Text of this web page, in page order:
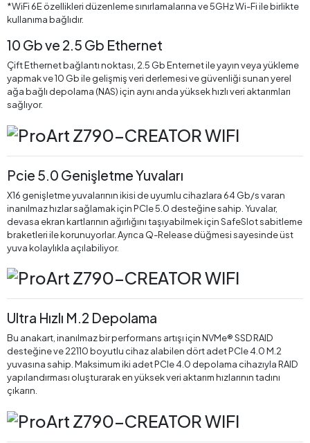
*WiFi 6E özellikleri düzenleme sınırlamalarına ve 5GHz Wi-Fi ile birlikte
kullanıma bağlıdır.
10 Gb ve 2.5 Gb Ethernet
Çift Ethernet bağlantı noktası, 2.5 Gb Enternet ile yayın veya yükleme
yapmak ve 10 Gb ile gelişmiş veri derlemesi ve güvenliği sunan yerel
ağa bağlı depolama (NAS) için aynı anda yüksek hızlı veri aktarımları
sağlıyor.
Pcie 5.0 Genişletme Yuvaları
X16 genişletme yuvalarının ikisi de uyumlu cihazlara 64 Gb/s varan
inanılmaz hızlar sağlamak için PCIe 5.0 desteğine sahip. Yuvalar,
devasa ekran kartlarının ağırlığını taşıyabilmek için SafeSlot sabitleme
braketleri ile korunuyorlar. Ayrıca Q-Release düğmesi sayesinde üst
yuva kolaylıkla açılabiliyor.
Ultra Hızlı M.2 Depolama
Bu anakart, inanılmaz bir performans artışı için NVMe® SSD RAID
desteğine ve 22110 boyutlu cihaz alabilen dört adet PCIe 4.0 M.2
yuvasına sahip. Maksimum iki adet PCIe 4.0 depolama cihazıyla RAID
yapılandırması oluşturarak en yüksek veri aktarım hızlarının tadını
çıkarın.